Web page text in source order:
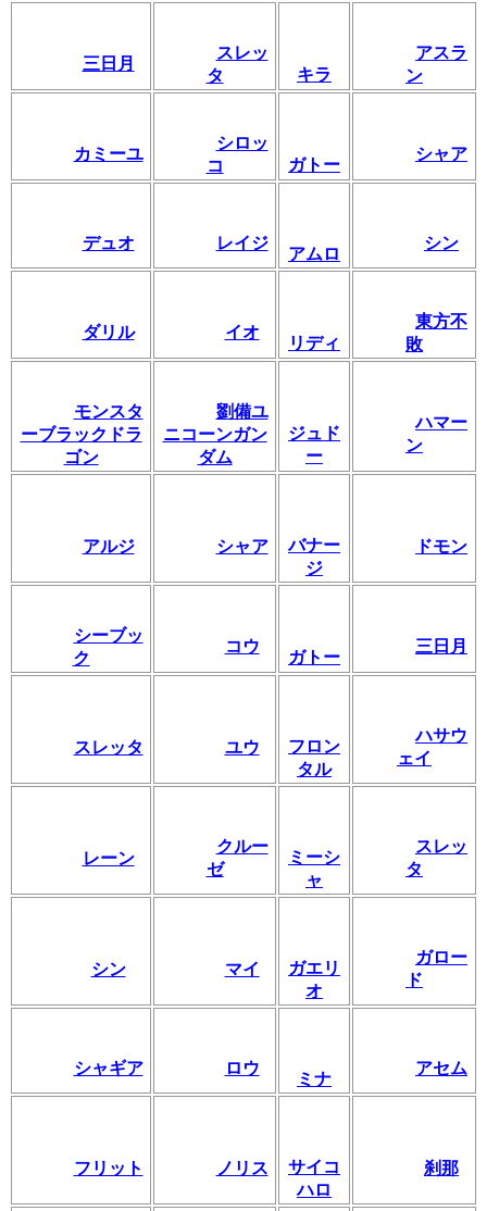
三日月
スレッ
タ
キラ
アスラ
ン
カミーユ
シロッ
コ
ガトー
シャア
デュオ レイジ
アムロ
シン
ダリル イオ
リディ
東方不
敗
モンスタ
ーブラックドラ
ゴン
劉備ユ
ニコーンガン
ダム
ジュド
ー
ハマー
ン
アルジ シャア
バナー
ジ
ドモン
シーブッ
ク
コウ
ガトー
三日月
スレッタ ユウ
フロン
タル
ハサウ
ェイ
レーン
クルー
ゼ
ミーシ
ャ
スレッ
タ
シン マイ
ガエリ
オ
ガロー
ド
シャギア ロウ
ミナ
アセム
フリット ノリス
サイコ
ハロ
刹那